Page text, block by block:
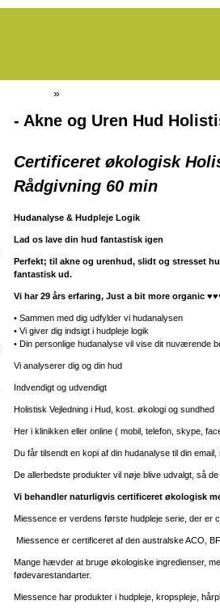
»
- Akne og Uren Hud
Certificeret økologisk
Rådgivning 60 min
Hudanalyse & Hudpleje Logik
Lad os lave din hud fantastisk igen
Perfekt; til akne og urenhud, slidt og stresset
fantastisk ud.
Vi har 29 års erfaring, Just a bit more organic
• Sammen med dig udfylder vi hudanalysen
• Vi giver dig indsigt i hudpleje logik
• Din personlige hudanalyse vil vise dit nuværende
Vi analyserer dig og din hud
Indvendigt og udvendigt
Holistisk Vejledning i Hud, kost. økologi og sundhed
Her i klinikken eller online ( mobil, telefon, skype,
Du får tilsendt en kopi af din hudanalyse til din
De allerbedste produkter vil nøje blive udvalgt, så
Vi behandler naturligvis certificeret økologisk
Miessence er verdens første hudpleje serie, der er
Miessence er certificeret af den australske ACO,
Mange hævder at bruge økologiske ingredienser,
fødevarestandarter.
Miessence har produkter i hudpleje, kropspleje,